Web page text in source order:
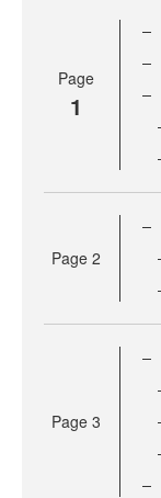
Page
1
Page 2
Page 3